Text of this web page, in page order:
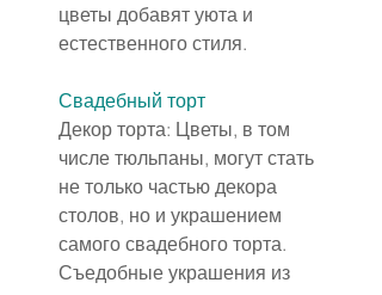
цветы добавят уюта и
естественного стиля.
Свадебный торт
Декор торта: Цветы, в том
числе тюльпаны, могут стать
не только частью декора
столов, но и украшением
самого свадебного торта.
Съедобные украшения из